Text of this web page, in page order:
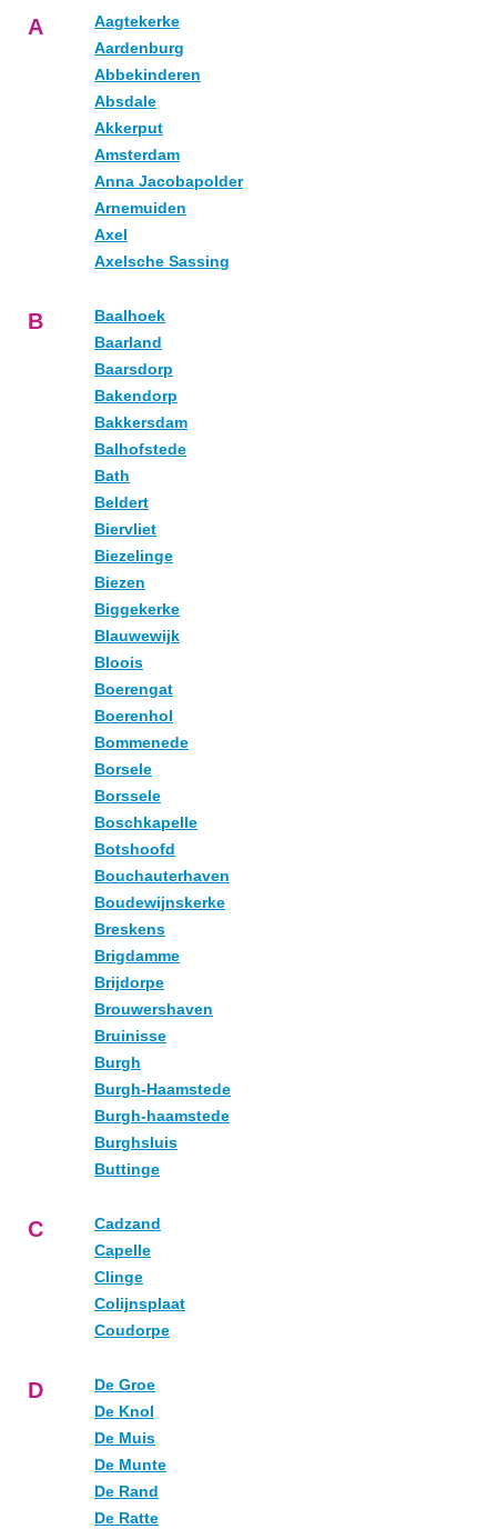
A
Aagtekerke
Aardenburg
Abbekinderen
Absdale
Akkerput
Amsterdam
Anna Jacobapolder
Arnemuiden
Axel
Axelsche Sassing
B
Baalhoek
Baarland
Baarsdorp
Bakendorp
Bakkersdam
Balhofstede
Bath
Beldert
Biervliet
Biezelinge
Biezen
Biggekerke
Blauwewijk
Bloois
Boerengat
Boerenhol
Bommenede
Borsele
Borssele
Boschkapelle
Botshoofd
Bouchauterhaven
Boudewijnskerke
Breskens
Brigdamme
Brijdorpe
Brouwershaven
Bruinisse
Burgh
Burgh-Haamstede
Burgh-haamstede
Burghsluis
Buttinge
C
Cadzand
Capelle
Clinge
Colijnsplaat
Coudorpe
D
De Groe
De Knol
De Muis
De Munte
De Rand
De Ratte